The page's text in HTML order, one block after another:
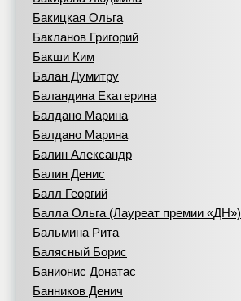
Бакицкая Ольга
Бакланов Григорий
Бакши Ким
Балан Думитру
Баландина Екатерина
Балдано Марина
Балдано Марина
Балин Александр
Балин Денис
Балл Георгий
Балла Ольга (Лауреат премии «ДН»)
Бальмина Рита
Балясный Борис
Банионис Донатас
Банников Денич